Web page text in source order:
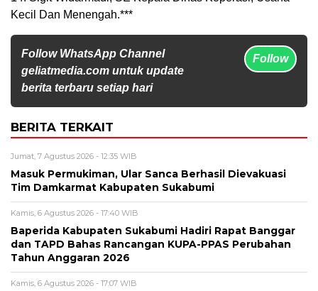
Kecil Dan Menengah.***
Follow WhatsApp Channel
geliatmedia.com untuk update
berita terbaru setiap hari
Follow
BERITA TERKAIT
Jumat, 7 Agustus 2026 - 12:35 WIB
Masuk Permukiman, Ular Sanca Berhasil Dievakuasi
Tim Damkarmat Kabupaten Sukabumi
Kamis, 6 Agustus 2026 - 17:40 WIB
Baperida Kabupaten Sukabumi Hadiri Rapat Banggar
dan TAPD Bahas Rancangan KUPA-PPAS Perubahan
Tahun Anggaran 2026
Kamis, 6 Agustus 2026 - 17:07 WIB